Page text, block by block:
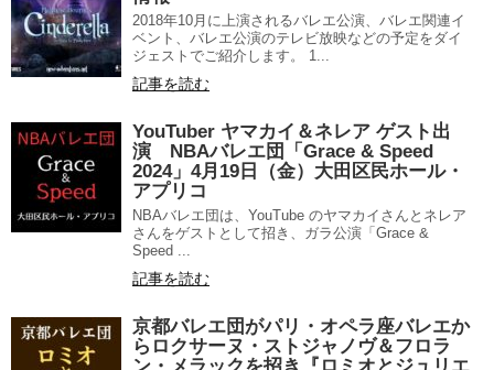
2018年10月に上演されるバレエ公演、バレエ関連イ
ベント、バレエ公演のテレビ放映などの予定をダイ
ジェストでご紹介します。 1...
記事を読む
YouTuber ヤマカイ＆ネレア ゲスト出
演 NBAバレエ団「Grace & Speed
2024」4月19日（金）大田区民ホール・
アプリコ
NBAバレエ団は、YouTube のヤマカイさんとネレア
さんをゲストとして招き、ガラ公演「Grace &
Speed ...
記事を読む
京都バレエ団がパリ・オペラ座バレエか
らロクサーヌ・ストジャノヴ＆フロラ